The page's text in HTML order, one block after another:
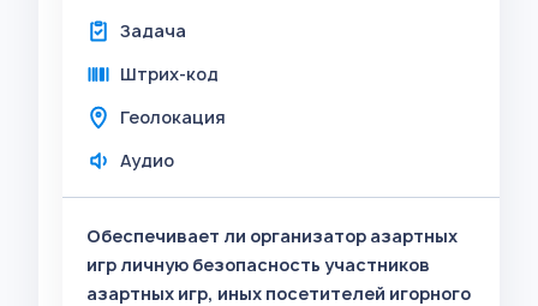
Задача
Штрих-код
Геолокация
Аудио
Обеспечивает ли организатор азартных
игр личную безопасность участников
азартных игр, иных посетителей игорного